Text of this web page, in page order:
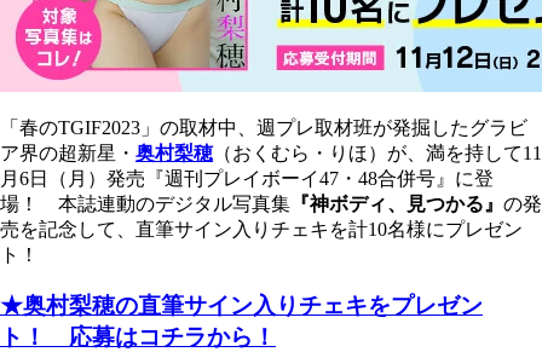
「春のTGIF2023」の取材中、週プレ取材班が発掘したグラビ
ア界の超新星・ 奥村梨穂（おくむら・りほ）が、満を持して11
月6日（月）発売『週刊プレイボーイ47・48合併号』に登
場！ 本誌連動のデジタル写真集 『神ボディ、見つかる』 の発
売を記念して、直筆サイン入りチェキを計10名様にプレゼン
ト！
★奥村梨穂の直筆サイン入りチェキをプレゼン
ト！ 応募はコチラから！